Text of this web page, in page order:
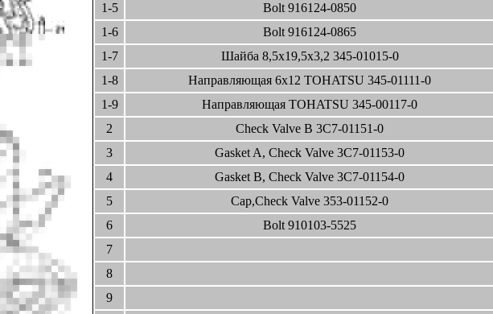
1-5
Bolt 916124-0850
1-6
Bolt 916124-0865
1-7
Шайба 8,5x19,5x3,2 345-01015-0
1-8
Направляющая 6x12 TOHATSU 345-01111-0
1-9
Направляющая TOHATSU 345-00117-0
2
Check Valve B 3C7-01151-0
3
Gasket A, Check Valve 3C7-01153-0
4
Gasket B, Check Valve 3C7-01154-0
5
Cap,Check Valve 353-01152-0
6
Bolt 910103-5525
7
8
9